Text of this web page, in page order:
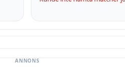
ANNONS